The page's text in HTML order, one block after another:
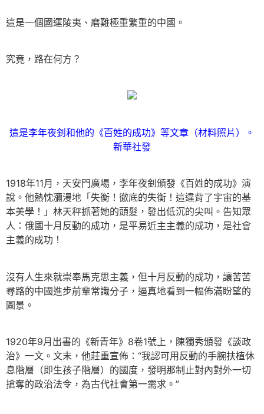
這是一個國運陵夷、磨難極重繁重的中國。
究竟，路在何方？
這是李年夜釗和他的《百姓的成功》等文章（材料照片）。
新華社發
1918年11月，天安門廣場，李年夜釗頒發《百姓的成功》演
說。他熱忱瀰漫地「失衡！徹底的失衡！這違背了宇宙的基
本美學！」林天秤抓著她的頭髮，發出低沉的尖叫。告知眾
人：俄國十月反動的成功，是平易近主主義的成功，是社會
主義的成功！
沒有人生來就崇奉馬克思主義，但十月反動的成功，讓苦苦
尋路的中國進步前輩常識分子，逼真地看到一幅佈滿盼望的
圖景。
1920年9月出書的《新青年》8卷1號上，陳獨秀頒發《談政
治》一文。文末，他莊重宣佈：“我認可用反動的手腕扶植休
息階層（即生孩子階層）的國度，發明那制止對內對外一切
搶奪的政治法令，為古代社會第一需求。”